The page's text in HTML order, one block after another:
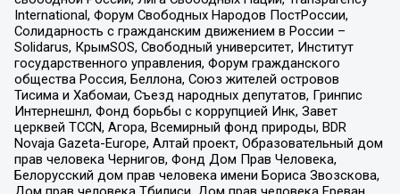
International, Форум Свободных Народов ПостРоссии,
Солидарность с гражданским движением в России –
Solidarus, КрымSOS, Свободный университет, Институт
государственного управления, Форум гражданского
общества Россия, Беллона, Союз жителей островов
Тисима и Хабомаи, Съезд народных депутатов, Гринпис
Интернешнл, Фонд борьбы с коррупцией Инк, Завет
церквей TCCN, Агора, Всемирный фонд природы, BDR
Novaja Gazeta-Europe, Алтай проект, Образовательный дом
прав человека Чернигов, Фонд Дом Прав Человека,
Белорусский дом прав человека имени Бориса Звозскова,